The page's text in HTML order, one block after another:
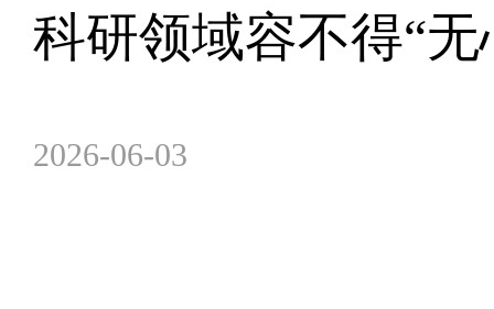
科研领域容不得“无
2026-06-03